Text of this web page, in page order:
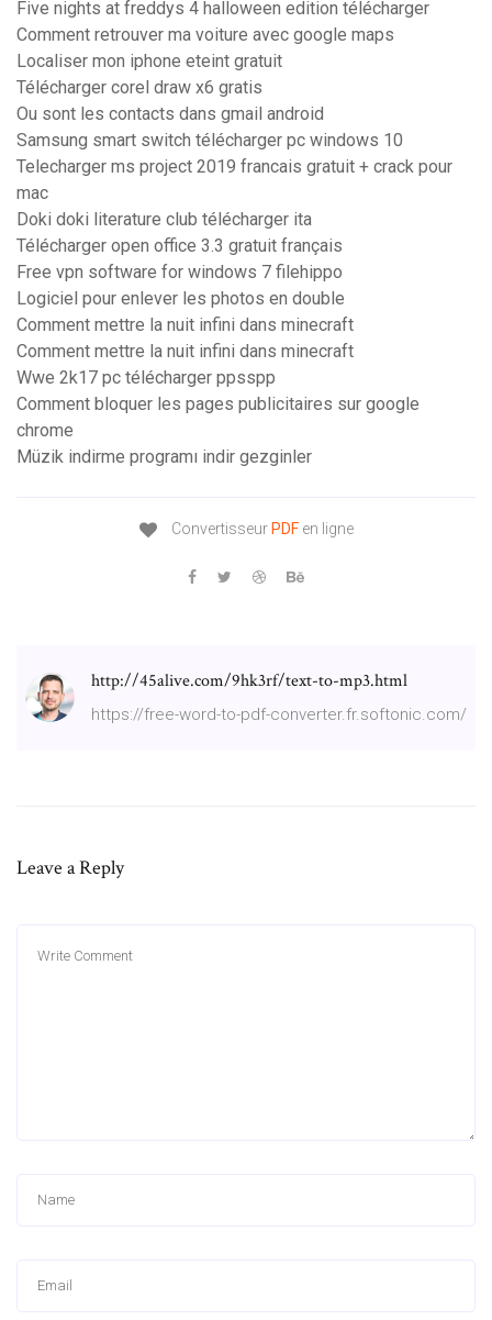
Five nights at freddys 4 halloween edition télécharger
Comment retrouver ma voiture avec google maps
Localiser mon iphone eteint gratuit
Télécharger corel draw x6 gratis
Ou sont les contacts dans gmail android
Samsung smart switch télécharger pc windows 10
Telecharger ms project 2019 francais gratuit + crack pour
mac
Doki doki literature club télécharger ita
Télécharger open office 3.3 gratuit français
Free vpn software for windows 7 filehippo
Logiciel pour enlever les photos en double
Comment mettre la nuit infini dans minecraft
Comment mettre la nuit infini dans minecraft
Wwe 2k17 pc télécharger ppsspp
Comment bloquer les pages publicitaires sur google
chrome
Müzik indirme programı indir gezginler
Convertisseur PDFen ligne
http://45alive.com/9hk3rf/text-to-mp3.html
https://free-word-to-pdf-converter.fr.softonic.com/
Leave a Reply